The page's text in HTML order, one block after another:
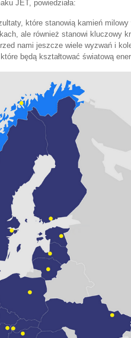
JET, powiedziała:
które stanowią kamień
ale również stanowi kluczowy
nami jeszcze wiele wyzwań i
będą kształtować światową